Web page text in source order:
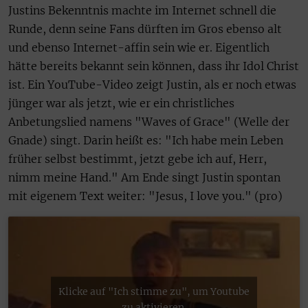
Justins Bekenntnis machte im Internet schnell die
Runde, denn seine Fans dürften im Gros ebenso alt
und ebenso Internet-affin sein wie er. Eigentlich
hätte bereits bekannt sein können, dass ihr Idol Christ
ist. Ein YouTube-Video zeigt Justin, als er noch etwas
jünger war als jetzt, wie er ein christliches
Anbetungslied namens "Waves of Grace" (Welle der
Gnade) singt. Darin heißt es: "Ich habe mein Leben
früher selbst bestimmt, jetzt gebe ich auf, Herr,
nimm meine Hand." Am Ende singt Justin spontan
mit eigenem Text weiter: "Jesus, I love you." (pro)
Klicke auf "Ich stimme zu", um Youtube